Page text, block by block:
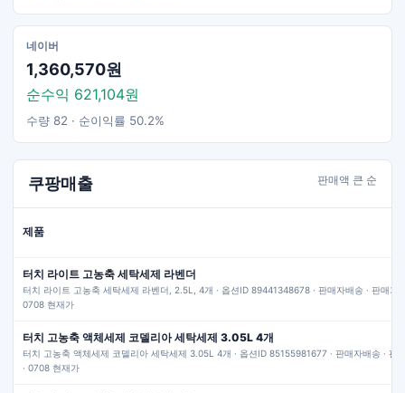
네이버
1,360,570원
순수익 621,104원
수량 82 · 순이익률 50.2%
쿠팡매출 판매액 큰 순
제품
터치 라이트 고농축 세탁세제 라벤더
터치 라이트 고농축 세탁세제 라벤더, 2.5L, 4개 · 옵션ID 89441348678 · 판매자배송 · 판매가
0708 현재가
터치 고농축 액체세제 코델리아 세탁세제 3.05L 4개
터치 고농축 액체세제 코델리아 세탁세제 3.05L 4개 · 옵션ID 85155981677 · 판매자배송 · 판
· 0708 현재가